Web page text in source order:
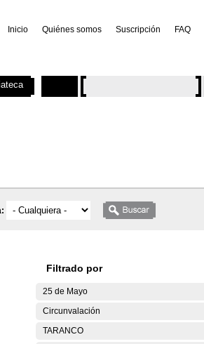
Inicio Quiénes somos Suscripción FAQ
Filtrado por
25 de Mayo
Circunvalación
TARANCO